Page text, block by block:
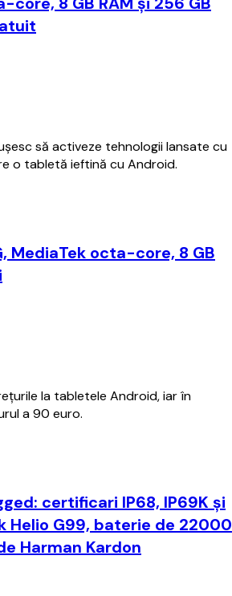
să activeze tehnologii lansate cu
o tabletă ieftină cu Android.
MediaTek octa-core, 8 GB
la tabletele Android, iar în
a 90 euro.
certificari IP68, IP69K și
Helio G99, baterie de 22000
Harman Kardon